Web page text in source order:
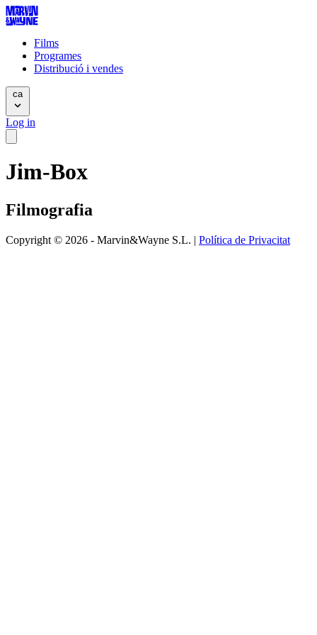
Films
Programes
Distribució i vendes
ca
Log in
Jim-Box
Filmografia
Copyright © 2026 - Marvin&Wayne S.L. | Política de Privacitat